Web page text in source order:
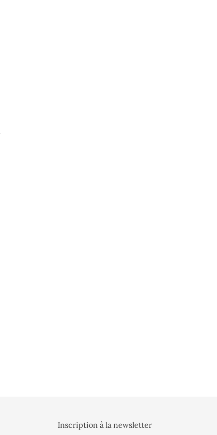
Inscription à la newsletter